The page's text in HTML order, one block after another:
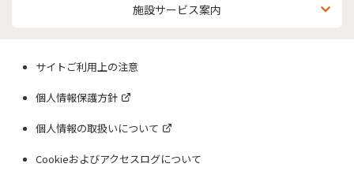
施設サービス案内
サイトご利用上の注意
個人情報保護方針
個人情報の取扱いについて
Cookieおよびアクセスログについて